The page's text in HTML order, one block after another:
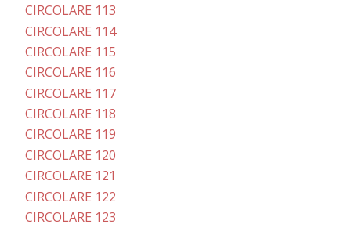
CIRCOLARE 113
CIRCOLARE 114
CIRCOLARE 115
CIRCOLARE 116
CIRCOLARE 117
CIRCOLARE 118
CIRCOLARE 119
CIRCOLARE 120
CIRCOLARE 121
CIRCOLARE 122
CIRCOLARE 123